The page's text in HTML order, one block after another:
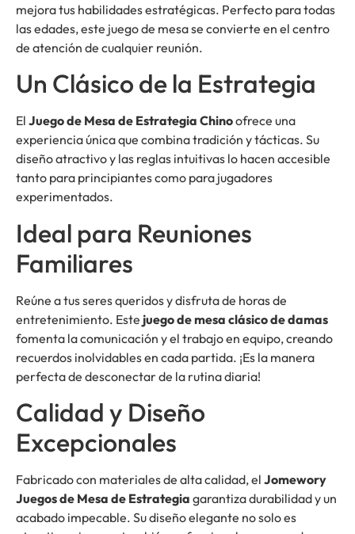
mejora tus habilidades estratégicas. Perfecto para todas
las edades, este juego de mesa se convierte en el centro
de atención de cualquier reunión.
Un Clásico de la Estrategia
El Juego de Mesa de Estrategia Chinoofrece una
experiencia única que combina tradición y tácticas. Su
diseño atractivo y las reglas intuitivas lo hacen accesible
tanto para principiantes como para jugadores
experimentados.
Ideal para Reuniones
Familiares
Reúne a tus seres queridos y disfruta de horas de
entretenimiento. Este juego de mesa clásico de damas
fomenta la comunicación y el trabajo en equipo, creando
recuerdos inolvidables en cada partida. ¡Es la manera
perfecta de desconectar de la rutina diaria!
Calidad y Diseño
Excepcionales
Fabricado con materiales de alta calidad, el Jomewory
Juegos de Mesa de Estrategia garantiza durabilidad y un
acabado impecable. Su diseño elegante no solo es